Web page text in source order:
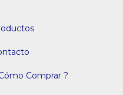
Comprar ?